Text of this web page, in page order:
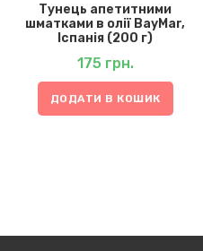
Тунець апетитними
шматками в олії BayMar,
Іспанія (200 г)
175 грн.
ДОДАТИ В КОШИК